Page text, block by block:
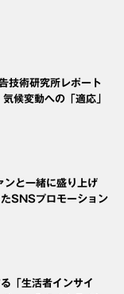
術研究所レポート
候変動への「適応」
と一緒に盛り上げ
SNSプロモーション
「生活者インサイ